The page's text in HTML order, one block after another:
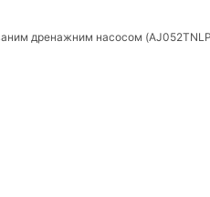
дренажним насосом